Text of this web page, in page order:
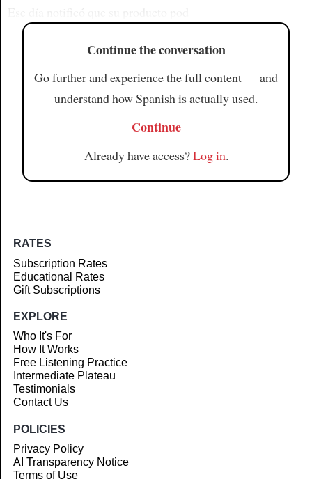
Continue the conversation
Go further and experience the full content — and
understand how Spanish is actually used.
Continue
Already have access?Log in.
RATES
Subscription Rates
Educational Rates
Gift Subscriptions
EXPLORE
Who It's For
How It Works
Free Listening Practice
Intermediate Plateau
Testimonials
Contact Us
POLICIES
Privacy Policy
AI Transparency Notice
Terms of Use